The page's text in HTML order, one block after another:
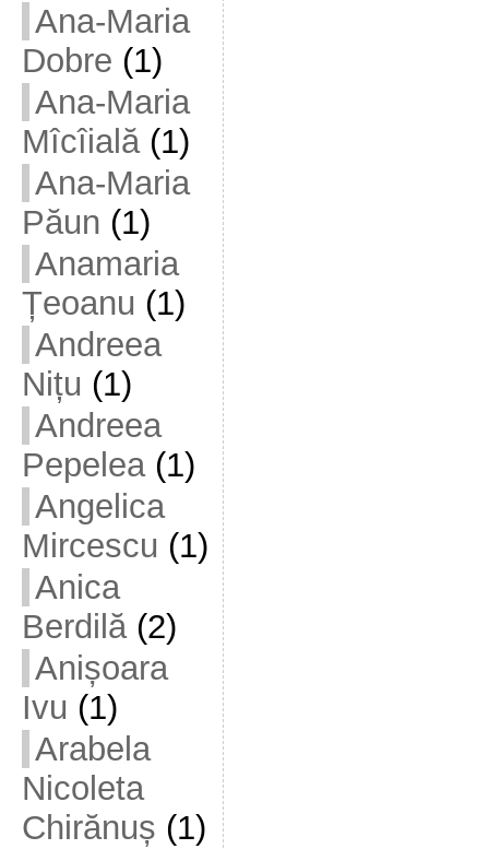
Ana-Maria
Dobre (1)
Ana-Maria
Mîcîială(1)
Ana-Maria
Păun (1)
Anamaria
Țeoanu (1)
Andreea
Nițu (1)
Andreea
Pepelea(1)
Angelica
Mircescu (1)
Anica
Berdilă(2)
Anișoara
Ivu (1)
Arabela
Nicoleta
Chirănuș (1)